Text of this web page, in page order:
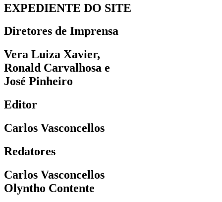
EXPEDIENTE DO SITE
Diretores de Imprensa
Vera Luiza Xavier,
Ronald Carvalhosa e
José Pinheiro
Editor
Carlos Vasconcellos
Redatores
Carlos Vasconcellos
Olyntho Contente